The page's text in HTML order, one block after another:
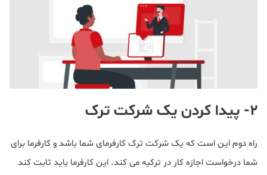
۲- پیدا کردن یک شرکت ترک
راه دوم این است که یک شرکت ترک کارفرمای شما باشد و کارفرما برای
شما درخواست اجازه کار در ترکیه می کند. این کارفرما باید ثابت کند